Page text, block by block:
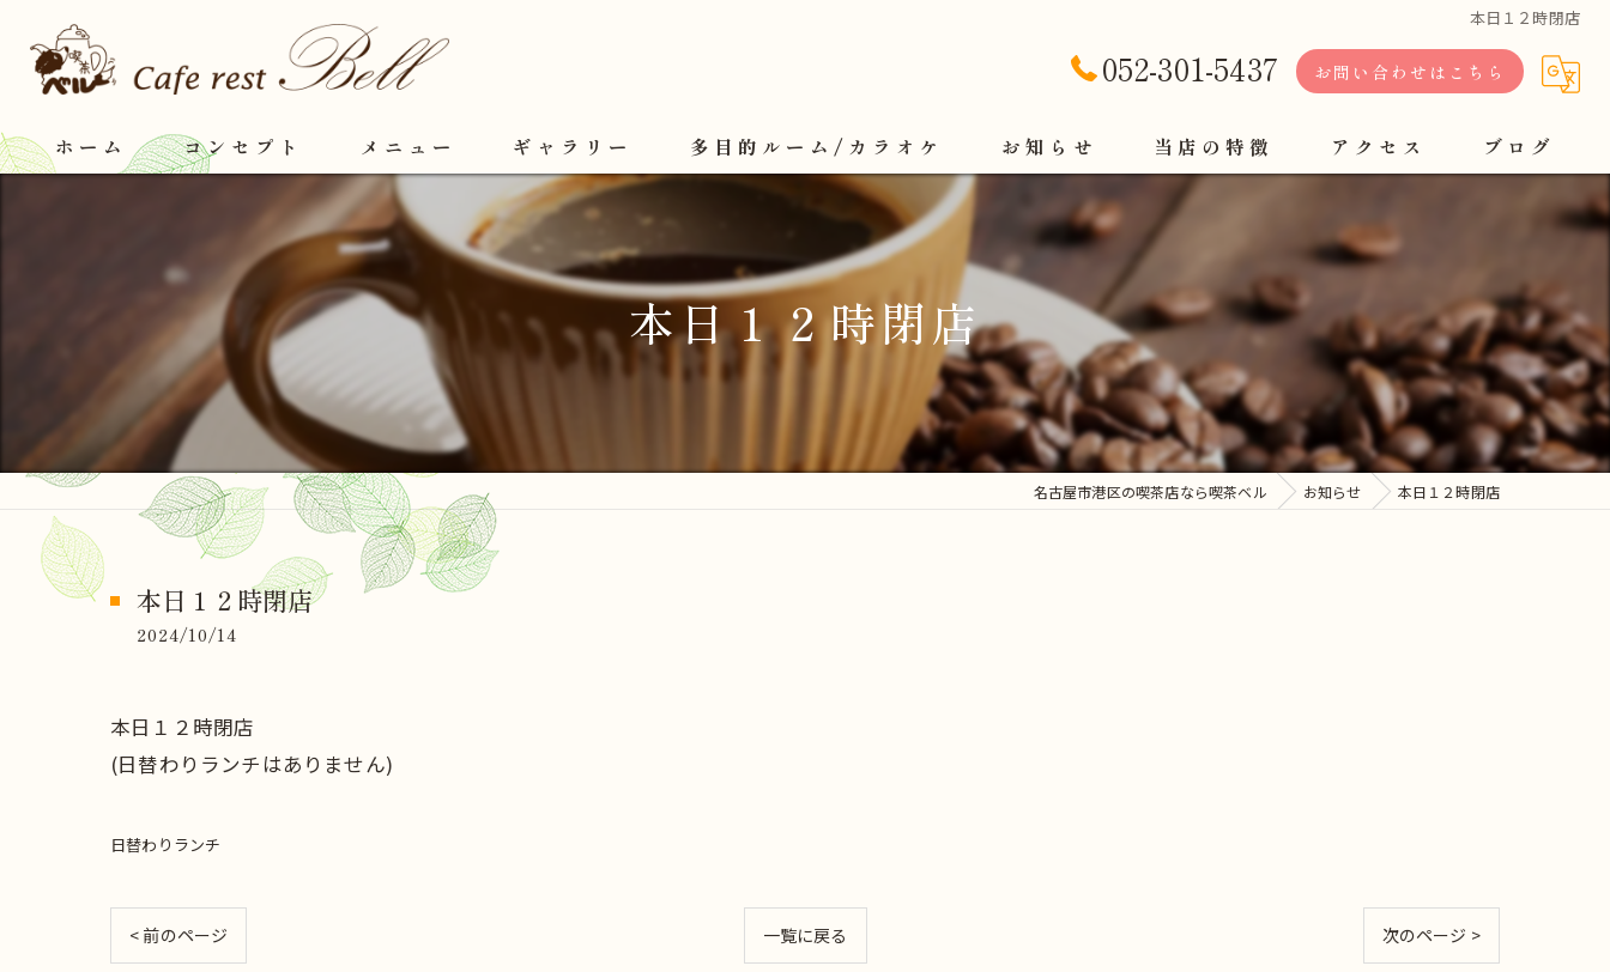
本日１２時閉店
052-301-5437 お問い合わせはこちら
ホーム コンセプト メニュー ギャラリー 多目的ルーム/カラオケ お知らせ 当店の特徴
軽食
コーヒー
モーニング
ランチ
アクセス ブログ
本日１２時閉店
名古屋市港区の喫茶店なら喫茶ベル お知らせ 本日１２時閉店
本日１２時閉店
2024/10/14
本日１２時閉店
(日替わりランチはありません)
日替わりランチ
< 前のページ 一覧に戻る 次のページ >